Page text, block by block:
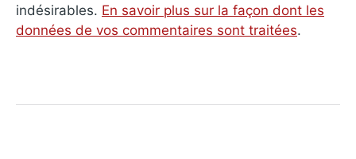
indésirables. En savoir plus sur la façon dont les
données de vos commentaires sont traitées.